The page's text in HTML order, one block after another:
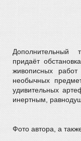
Дополнительный
придаёт
живописных работ
необычных
удивительных
инертным,
Фото автора, а